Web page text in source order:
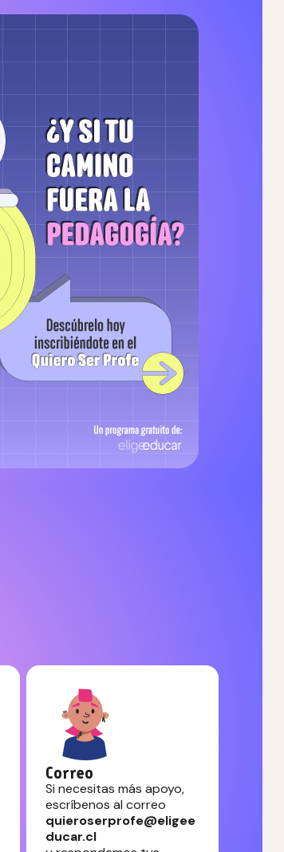
Correo
Si necesitas más apoyo,
escríbenos al correo
quieroserprofe@eligee
ducar.cl